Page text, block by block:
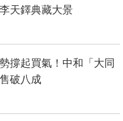
天鐸典藏大景
撐起買氣！中和「大同
破八成